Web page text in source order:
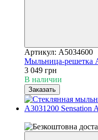
Артикул: A5034600
Мыльница-решетка
3 049 грн
В наличии
Заказать